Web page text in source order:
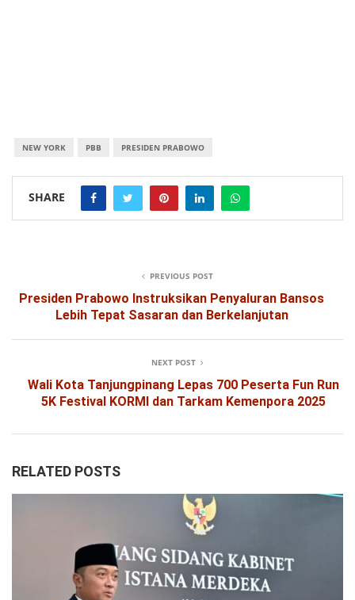
NEW YORK PBB PRESIDEN PRABOWO
SHARE
PREVIOUS POST
Presiden Prabowo Instruksikan Penyaluran Bansos
Lebih Tepat Sasaran dan Berkelanjutan
NEXT POST
Wali Kota Tanjungpinang Lepas 700 Peserta Fun Run
5K Festival KORMI dan Tarkam Kemenpora 2025
RELATED POSTS